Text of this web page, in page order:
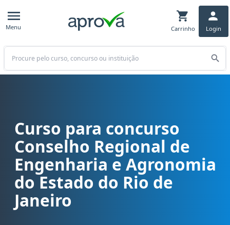
Menu Carrinho Login
Buscar
Curso para concurso CREA RJ - Conselho Regional de
Curso para concurso
Conselho Regional de
Engenharia e Agronomia
do Estado do Rio de
Janeiro